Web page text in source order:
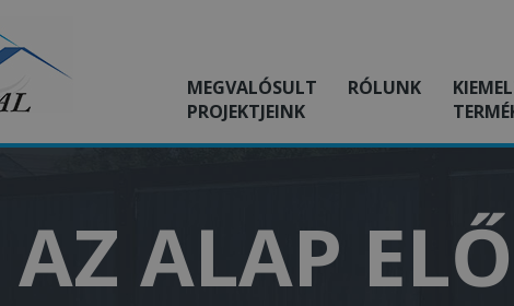
MEGVALÓSULT
PROJEKTJEINK
RÓLUNK
AZ ALAP